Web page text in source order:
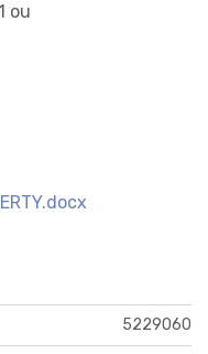
ou
5229060